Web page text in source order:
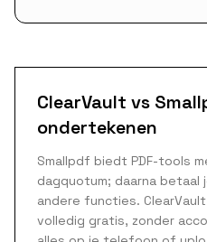
ClearVault vs
ondertekenen
Smallpdf biedt PDF-tools
dagquotum; daarna
andere functies.
volledig gratis, zonder